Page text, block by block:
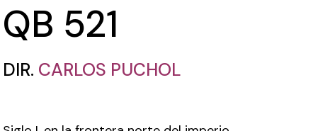
QB 521
DIR. CARLOS PUCHOL